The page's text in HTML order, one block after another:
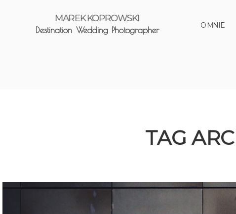
MAREK KOPROWSKI
Destination Wedding Photographer O MNIE
TAG